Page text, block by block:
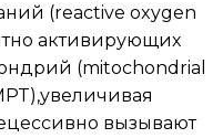
(reactive oxygen
активирующих
(mitochondrial
вызывают